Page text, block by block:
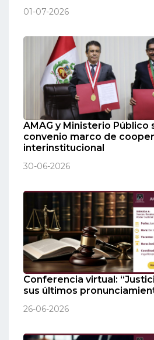
01-07-2026
AMAG y Ministerio Público
convenio marco de
interinstitucional
30-06-2026
Conferencia virtual:
sus últimos
26-06-2026